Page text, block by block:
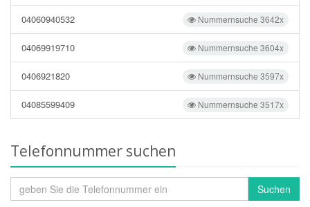
Nummernsuche 3642x
04060940532
Nummernsuche 3604x
04069919710
Nummernsuche 3597x
0406921820
Nummernsuche 3517x
04085599409
Telefonnummer suchen
Suchen